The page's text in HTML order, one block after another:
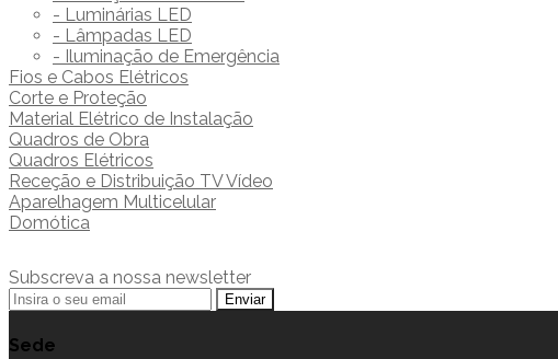
- Luminárias LED
- Lâmpadas LED
- Iluminação de Emergência
Fios e Cabos Elétricos
Corte e Proteção
Material Elétrico de Instalação
Quadros de Obra
Quadros Elétricos
Receção e Distribuição TV Vídeo
Aparelhagem Multicelular
Domótica
Subscreva a nossa newsletter
Sede